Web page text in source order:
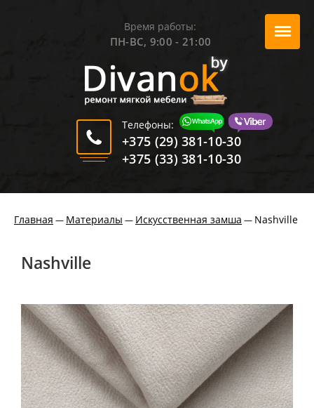
Время работы:
ПН-ВС, 9:00 - 21:00
Телефоны:
+375 (29) 381-10-30
+375 (33) 381-10-30
Главная — Материалы — Искусственная замша — Nashville
Nashville